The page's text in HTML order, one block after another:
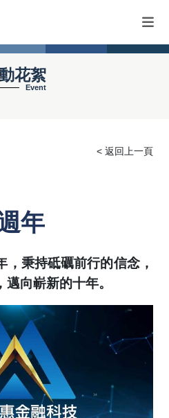
花絮
Event
< 返回上一頁
年
，秉持砥礪前行的信念，
向嶄新的十年。